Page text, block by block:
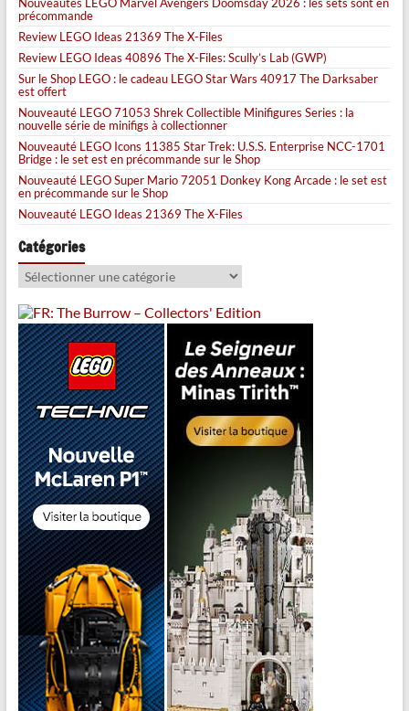
précommande
Review LEGO Ideas 21369 The X-Files
Review LEGO Ideas 40896 The X-Files: Scully’s Lab (GWP)
Sur le Shop LEGO : le cadeau LEGO Star Wars 40917 The Darksaber
est offert
Nouveauté LEGO 71053 Shrek Collectible Minifigures Series : la
nouvelle série de minifigs à collectionner
Nouveauté LEGO Icons 11385 Star Trek: U.S.S. Enterprise NCC-1701
Bridge : le set est en précommande sur le Shop
Nouveauté LEGO Super Mario 72051 Donkey Kong Arcade : le set est
en précommande sur le Shop
Nouveauté LEGO Ideas 21369 The X-Files
Catégories
Catégories